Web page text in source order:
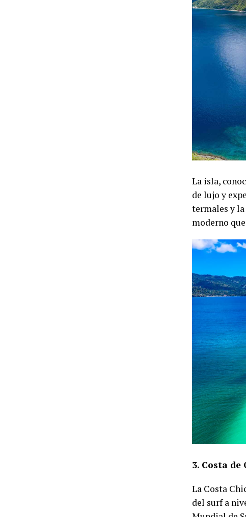
La isla,
de lujo y
termales y
moderno
3. Costa
La Costa
del surf a